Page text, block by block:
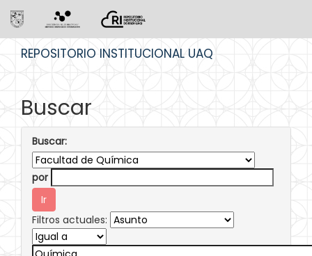
REPOSITORIO INSTITUCIONAL UAQ
Buscar
Buscar:
por
Filtros actuales: